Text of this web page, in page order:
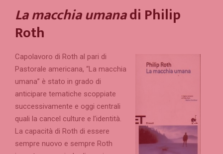
La macchia umanadi Philip
Roth
Capolavoro di Roth al pari di
Pastorale americana, “La macchia
umana” è stato in grado di
anticipare tematiche scoppiate
successivamente e oggi centrali
quali la cancel culture e l’identità.
La capacità di Roth di essere
sempre nuovo e sempre Roth